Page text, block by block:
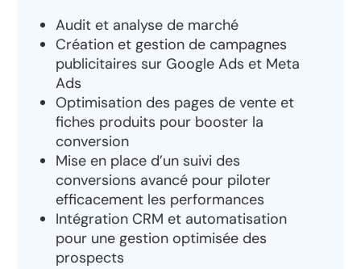
Audit et analyse de marché
Création et gestion de campagnes
publicitaires sur Google Ads et Meta
Ads
Optimisation des pages de vente et
fiches produits pour booster la
conversion
Mise en place d’un suivi des
conversions avancé pour piloter
efficacement les performances
Intégration CRM et automatisation
pour une gestion optimisée des
prospects